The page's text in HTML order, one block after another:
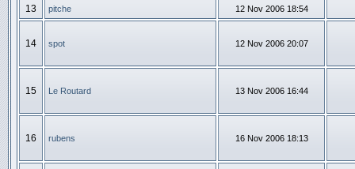
13 pitche 12 Nov 2006 18:54
14 spot 12 Nov 2006 20:07
15 Le Routard 13 Nov 2006 16:44
16 rubens 16 Nov 2006 18:13